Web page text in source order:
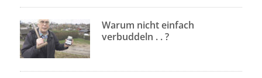
Warum nicht einfach
verbuddeln . . ?